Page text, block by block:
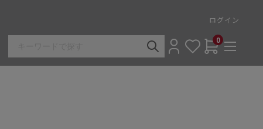
ログイン
0